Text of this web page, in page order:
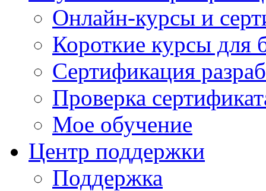
Онлайн-курсы и
Короткие курсы для
Сертификация
Проверка
Мое обучение
Центр поддержки
Поддержка